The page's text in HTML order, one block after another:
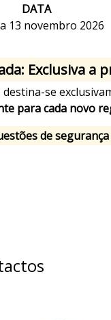
DATA
13 novembro 2026
Exclusiva a
destina-se
para cada novo
de